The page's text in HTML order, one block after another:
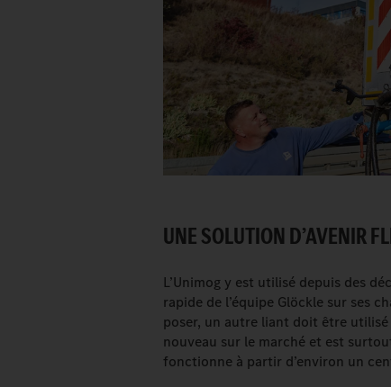
UNE SOLUTION D’AVENIR
L’Unimog y est utilisé depuis des
rapide de l’équipe Glöckle sur ses
poser, un autre liant doit être
nouveau sur le marché et est
fonctionne à partir d’environ un